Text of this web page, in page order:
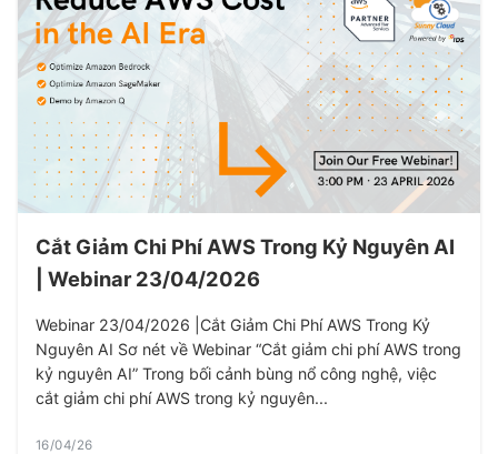
Cắt Giảm Chi Phí AWS Trong Kỷ Nguyên AI
| Webinar 23/04/2026
Webinar 23/04/2026 |Cắt Giảm Chi Phí AWS Trong Kỷ
Nguyên AI Sơ nét về Webinar “Cắt giảm chi phí AWS trong
kỷ nguyên AI” Trong bối cảnh bùng nổ công nghệ, việc
cắt giảm chi phí AWS trong kỷ nguyên...
16/04/26